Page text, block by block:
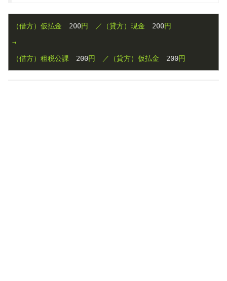
（借方）仮払金 200円 ／（貸方）現金 200円
→
（借方）租税公課
200円 ／（貸方）仮払金 200円